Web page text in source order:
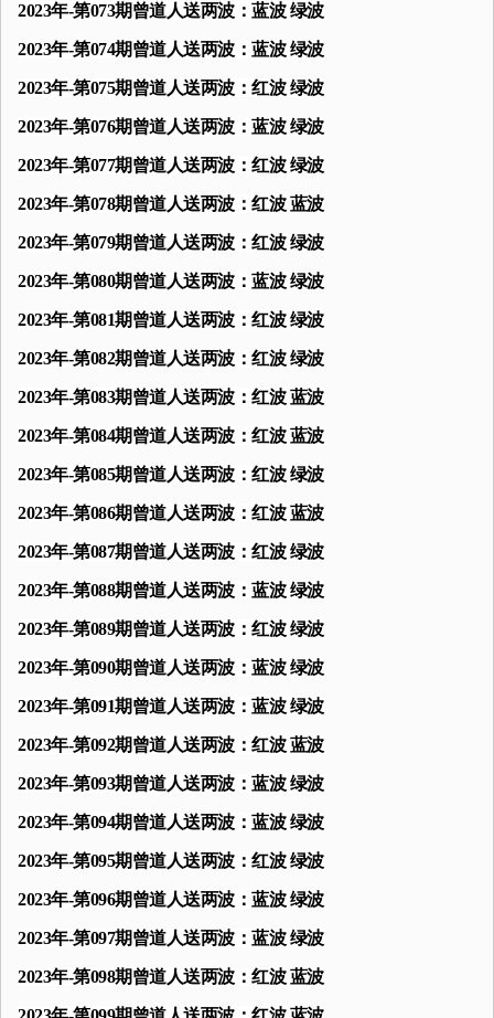
2023年-第073期曾道人送两波：蓝波 绿波
2023年-第074期曾道人送两波：蓝波 绿波
2023年-第075期曾道人送两波：红波 绿波
2023年-第076期曾道人送两波：蓝波 绿波
2023年-第077期曾道人送两波：红波 绿波
2023年-第078期曾道人送两波：红波 蓝波
2023年-第079期曾道人送两波：红波 绿波
2023年-第080期曾道人送两波：蓝波 绿波
2023年-第081期曾道人送两波：红波 绿波
2023年-第082期曾道人送两波：红波 绿波
2023年-第083期曾道人送两波：红波 蓝波
2023年-第084期曾道人送两波：红波 蓝波
2023年-第085期曾道人送两波：红波 绿波
2023年-第086期曾道人送两波：红波 蓝波
2023年-第087期曾道人送两波：红波 绿波
2023年-第088期曾道人送两波：蓝波 绿波
2023年-第089期曾道人送两波：红波 绿波
2023年-第090期曾道人送两波：蓝波 绿波
2023年-第091期曾道人送两波：蓝波 绿波
2023年-第092期曾道人送两波：红波 蓝波
2023年-第093期曾道人送两波：蓝波 绿波
2023年-第094期曾道人送两波：蓝波 绿波
2023年-第095期曾道人送两波：红波 绿波
2023年-第096期曾道人送两波：蓝波 绿波
2023年-第097期曾道人送两波：蓝波 绿波
2023年-第098期曾道人送两波：红波 蓝波